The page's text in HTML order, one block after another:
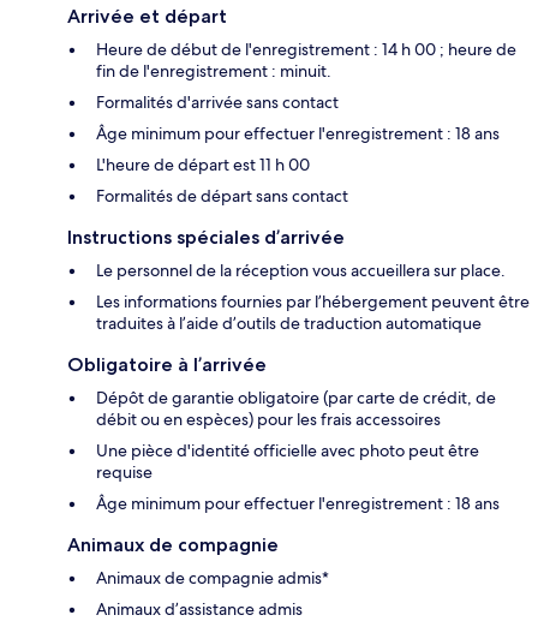
Arrivée et départ
Heure de début de l'enregistrement : 14 h 00 ; heure de
fin de l'enregistrement : minuit.
Formalités d'arrivée sans contact
Âge minimum pour effectuer l'enregistrement : 18 ans
L'heure de départ est 11 h 00
Formalités de départ sans contact
Instructions spéciales d’arrivée
Le personnel de la réception vous accueillera sur place.
Les informations fournies par l’hébergement peuvent être
traduites à l’aide d’outils de traduction automatique
Obligatoire à l’arrivée
Dépôt de garantie obligatoire (par carte de crédit, de
débit ou en espèces) pour les frais accessoires
Une pièce d'identité officielle avec photo peut être
requise
Âge minimum pour effectuer l'enregistrement : 18 ans
Animaux de compagnie
Animaux de compagnie admis*
Animaux d’assistance admis